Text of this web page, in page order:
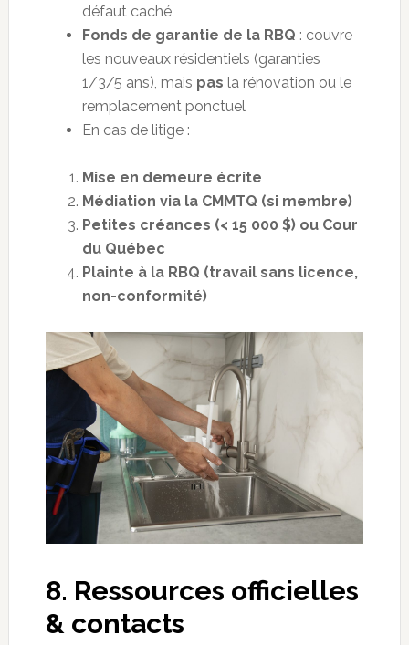
défaut caché
Fonds de garantie de la RBQ : couvre
les nouveaux résidentiels (garanties
1/3/5 ans), mais pas la rénovation ou le
remplacement ponctuel
En cas de litige :
Mise en demeure écrite
Médiation via la CMMTQ (si membre)
Petites créances (< 15 000 $) ou Cour
du Québec
Plainte à la RBQ (travail sans licence,
non-conformité)
8. Ressources officielles
& contacts